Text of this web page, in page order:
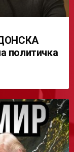
политичка